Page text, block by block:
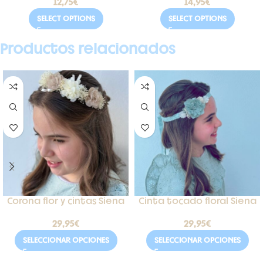
12,75€
SELECT OPTIONS
14,95€
SELECT OPTIONS
Productos relacionados
Corona flor y cintas Siena
29,95€
SELECCIONAR OPCIONES
Cinta tocado floral Siena
29,95€
SELECCIONAR OPCIONES